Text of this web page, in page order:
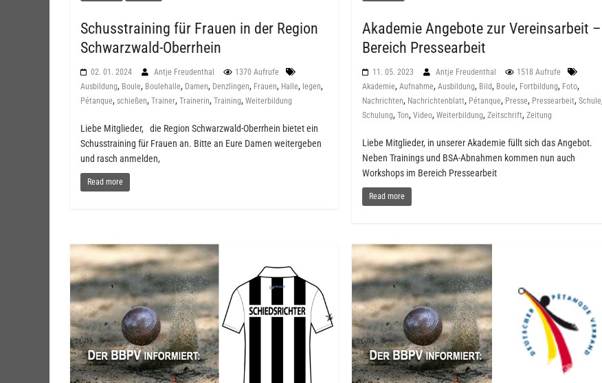
Schusstraining für Frauen in der Region
Schwarzwald-Oberrhein
02. 01. 2024 Antje Freudenthal
1370 Aufrufe
Ausbildung, Boule, Boulehalle, Damen, Denzlingen, Frauen, Halle, legen,
Pétanque, schießen, Trainer, Trainerin, Training, Weiterbildung
Liebe Mitglieder, die Region Schwarzwald-Oberrhein bietet ein
Schusstraining für Frauen an. Bitte an Eure Damen weitergeben
und rasch anmelden,
Read more
Akademie Angebote zur Vereinsarbeit –
Bereich Pressearbeit
11. 05. 2023 Antje Freudenthal
1518 Aufrufe
Akademie,Aufnahme,Ausbildung, Bild, Boule, Fortbildung, Foto,
Nachrichten, Nachrichtenblatt, Pétanque, Presse, Pressearbeit,Schule,
Schulung,Ton,Video,Weiterbildung,Zeitschrift,Zeitung
Liebe Mitglieder, in unserer Akademie füllt sich das Angebot.
Neben Trainings und BSA-Abnahmen kommen nun auch
Workshops im Bereich Pressearbeit
Read more